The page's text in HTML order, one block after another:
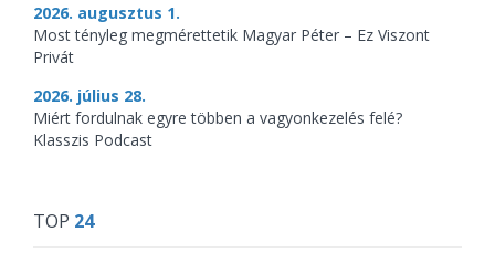
2026. augusztus 1.
Most tényleg megmérettetik Magyar Péter – Ez Viszont
Privát
2026. július 28.
Miért fordulnak egyre többen a vagyonkezelés felé?
Klasszis Podcast
TOP 24